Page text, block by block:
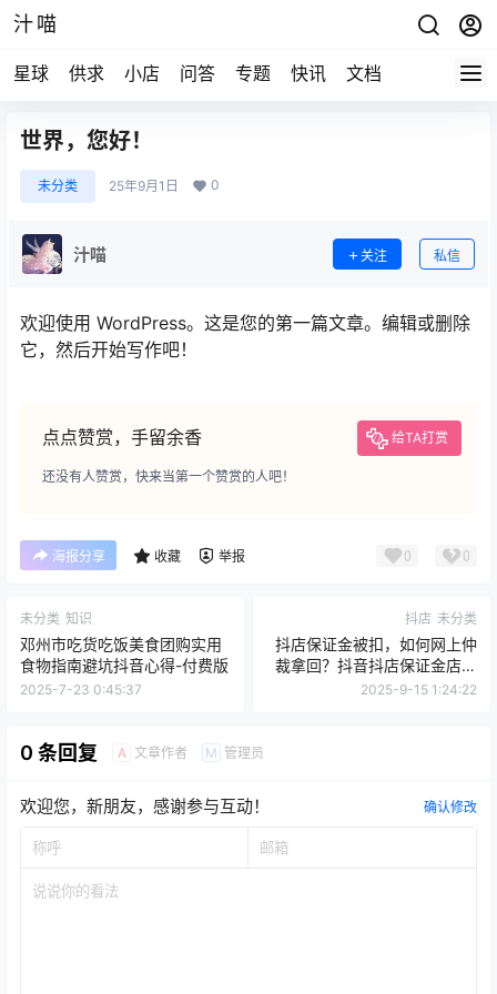
汁喵
星球 供求 小店 问答 专题 快讯 文档
世界，您好！
未分类 25年9月1日 0
汁喵 关注 私信
欢迎使用 WordPress。这是您的第一篇文章。编辑或删除
它，然后开始写作吧！
点点赞赏，手留余香 给TA打赏
还没有人赞赏，快来当第一个赞赏的人吧！
海报分享 收藏 举报 0 0
未分类 知识
邓州市吃货吃饭美食团购实用
食物指南避坑抖音心得-付费版
2025-7-23 0:45:37
抖店 未分类
抖店保证金被扣，如何网上仲
裁拿回？抖音抖店保证金店铺
违规罚款申诉失败【法律仲
2025-9-15 1:24:22
0 条回复 A 文章作者 M 管理员
欢迎您，新朋友，感谢参与互动！ 确认修改